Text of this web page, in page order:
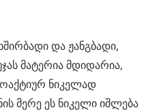
და ჟანგბადი,
მატერია მდიდარია,
ნიკელად
მერე ეს ნიკელი იშლება